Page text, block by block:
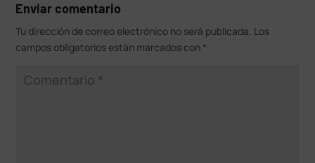
Enviar comentario
Tu dirección de correo electrónico no será publicada. Los
campos obligatorios están marcados con *